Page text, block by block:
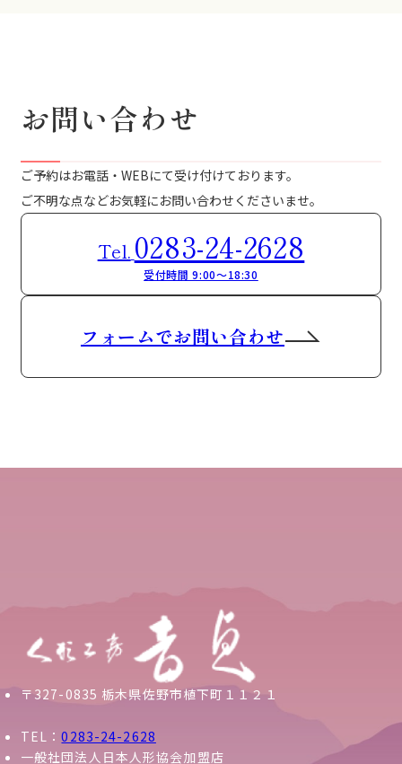
お問い合わせ
ご予約はお電話・WEBにて受け付けております。
ご不明な点などお気軽にお問い合わせくださいませ。
Tel. 0283-24-2628
受付時間 9:00～18:30
フォームでお問い合わせ
〒327-0835 栃木県佐野市植下町１１２１
TEL：0283-24-2628
一般社団法人日本人形協会加盟店